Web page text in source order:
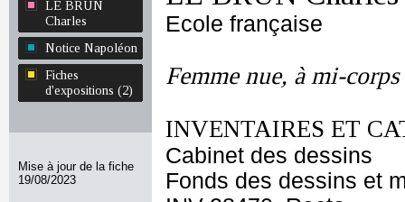
LE BRUN
Charles
Notice Napoléon
Fiches
d'expositions (2)
Mise à jour de la fiche
19/08/2023
Ecole française
Femme nue, à mi-corps
INVENTAIRES ET
Cabinet des dessins
Fonds des dessins et